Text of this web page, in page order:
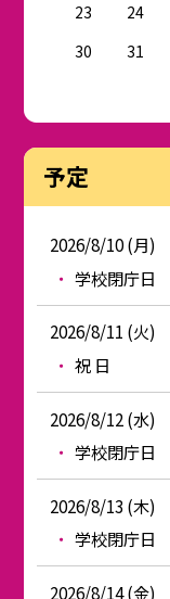
23
24
30
31
予定
2026/8/10 (月)
学校閉庁日
2026/8/11 (火)
祝 日
2026/8/12 (水)
学校閉庁日
2026/8/13 (木)
学校閉庁日
2026/8/14 (金)